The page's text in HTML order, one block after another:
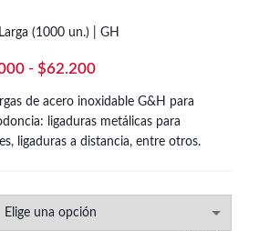
(1000 un.) | GH
- $62.200Rango
de
precios:
desde
$62.200
de acero inoxidable G&H para
ligaduras metálicas para
ligaduras a distancia, entre otros.